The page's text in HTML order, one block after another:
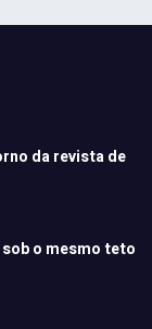
da revista de
o mesmo teto